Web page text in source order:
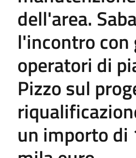
dell'area.
l'incontro con
operatori di
Pizzo sul
un importo di